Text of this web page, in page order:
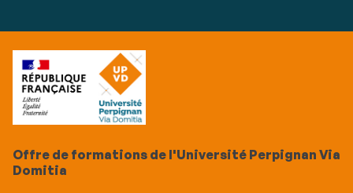
Offre de formations de l'Université Perpignan Via
Domitia